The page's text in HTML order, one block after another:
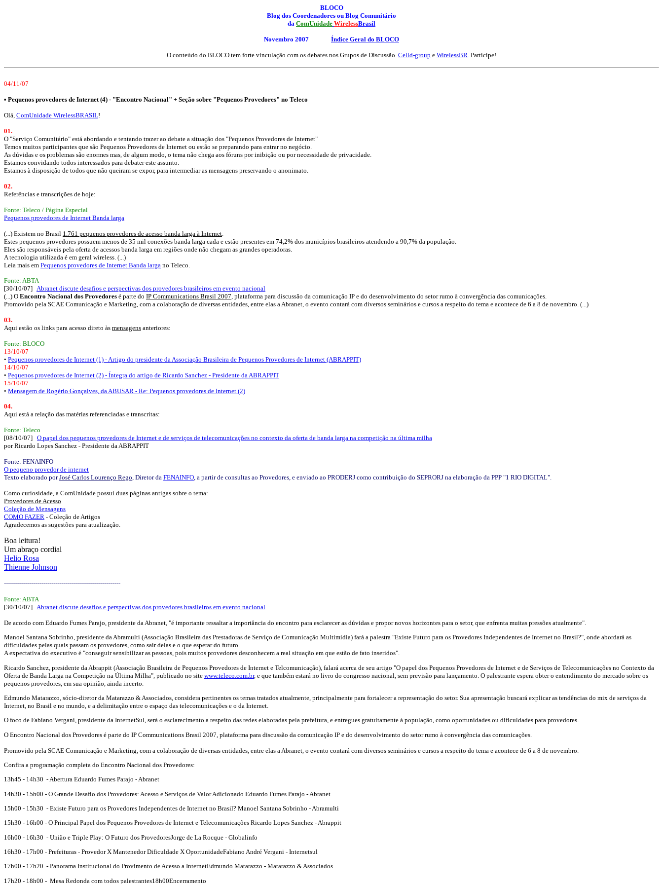
BLOCO
Blog dos Coordenadores ou Blog Comunitário
da ComUnidade WirelessBrasil
Novembro 2007 Índice Geral do BLOCO
O conteúdo do BLOCO tem forte vinculação com os debates nos Grupos de Discussão Celld-group e WirelessBR. Participe!
04/11/07
• Pequenos provedores de Internet (4) - "Encontro Nacional" + Seção sobre "Pequenos Provedores" no Teleco
Olá, ComUnidade WirelessBRASIL!
01.
O "Serviço Comunitário" está abordando e tentando trazer ao debate a situação dos "Pequenos Provedores de Internet"
Temos muitos participantes que são Pequenos Provedores de Internet ou estão se preparando para entrar no negócio.
As dúvidas e os problemas são enormes mas, de algum modo, o tema não chega aos fóruns por inibição ou por necessidade de privacidade.
Estamos convidando todos interessados para debater este assunto.
Estamos à disposição de todos que não queiram se expor, para intermediar as mensagens preservando o anonimato.
02.
Referências e transcrições de hoje:
Fonte: Teleco / Página Especial
Pequenos provedores de Internet Banda larga
(...) Existem no Brasil 1.761 pequenos provedores de acesso banda larga à Internet.
Estes pequenos provedores possuem menos de 35 mil conexões banda larga cada e estão presentes em 74,2% dos municípios brasileiros atendendo a 90,7% da população.
Eles são responsáveis pela oferta de acessos banda larga em regiões onde não chegam as grandes operadoras.
A tecnologia utilizada é em geral wireless. (...)
Leia mais em Pequenos provedores de Internet Banda larga no Teleco.
Fonte: ABTA
[30/10/07] Abranet discute desafios e perspectivas dos provedores brasileiros em evento nacional
(...) O Encontro Nacional dos Provedores é parte do IP Communications Brasil 2007, plataforma para discussão da comunicação IP e do desenvolvimento do setor rumo à convergência das comunicações.
Promovido pela SCAE Comunicação e Marketing, com a colaboração de diversas entidades, entre elas a Abranet, o evento contará com diversos seminários e cursos a respeito do tema e acontece de 6 a 8 de novembro. (...)
03.
Aqui estão os links para acesso direto às mensagens anteriores:
Fonte: BLOCO
13/10/07
• Pequenos provedores de Internet (1) - Artigo do presidente da Associação Brasileira de Pequenos Provedores de Internet (ABRAPPIT)
14/10/07
• Pequenos provedores de Internet (2) - Íntegra do artigo de Ricardo Sanchez - Presidente da ABRAPPIT
15/10/07
• Mensagem de Rogério Gonçalves, da ABUSAR - Re: Pequenos provedores de Internet (2)
04.
Aqui está a relação das matérias referenciadas e transcritas:
Fonte: Teleco
[08/10/07] O papel dos pequenos provedores de Internet e de serviços de telecomunicações no contexto da oferta de banda larga na competição na última milha
por Ricardo Lopes Sanchez - Presidente da ABRAPPIT
Fonte: FENAINFO
O pequeno provedor de internet
Texto elaborado porJosé Carlos Lourenço Rego, Diretor da FENAINFO, a partir de consultas ao Provedores, e enviado ao PRODERJ como contribuição do SEPRORJ na elaboração da PPP "1 RIO DIGITAL".
Como curiosidade, a ComUnidade possui duas páginas antigas sobre o tema:
Provedores de Acesso
Coleção de Mensagens
COMO FAZER - Coleção de Artigos
Agradecemos as sugestões para atualização.
Boa leitura!
Um abraço cordial
Helio Rosa
Thienne Johnson
-----------------------------------------------------------
Fonte: ABTA
[30/10/07] Abranet discute desafios e perspectivas dos provedores brasileiros em evento nacional
De acordo com Eduardo Fumes Parajo, presidente da Abranet, "é importante ressaltar a importância do encontro para esclarecer as dúvidas e propor novos horizontes para o setor, que enfrenta muitas pressões atualmente".
Manoel Santana Sobrinho, presidente da Abramulti (Associação Brasileira das Prestadoras de Serviço de Comunicação Multimídia) fará a palestra "Existe Futuro para os Provedores Independentes de Internet no Brasil?", onde abordará as
dificuldades pelas quais passam os provedores, como sair delas e o que esperar do futuro.
A expectativa do executivo é "conseguir sensibilizar as pessoas, pois muitos provedores desconhecem a real situação em que estão de fato inseridos".
Ricardo Sanchez, presidente da Abrappit (Associação Brasileira de Pequenos Provedores de Internet e Telcomunicação), falará acerca de seu artigo "O papel dos Pequenos Provedores de Internet e de Serviços de Telecomunicações no Contexto da
Oferta de Banda Larga na Competição na Última Milha", publicado no site www.teleco.com.br, e que também estará no livro do congresso nacional, sem previsão para lançamento. O palestrante espera obter o entendimento do mercado sobre os
pequenos provedores, em sua opinião, ainda incerto.
Edmundo Matarazzo, sócio-diretor da Matarazzo & Associados, considera pertinentes os temas tratados atualmente, principalmente para fortalecer a representação do setor. Sua apresentação buscará explicar as tendências do mix de serviços da
Internet, no Brasil e no mundo, e a delimitação entre o espaço das telecomunicações e o da Internet.
O foco de Fabiano Vergani, presidente da InternetSul, será o esclarecimento a respeito das redes elaboradas pela prefeitura, e entregues gratuitamente à população, como oportunidades ou dificuldades para provedores.
O Encontro Nacional dos Provedores é parte do IP Communications Brasil 2007, plataforma para discussão da comunicação IP e do desenvolvimento do setor rumo à convergência das comunicações.
Promovido pela SCAE Comunicação e Marketing, com a colaboração de diversas entidades, entre elas a Abranet, o evento contará com diversos seminários e cursos a respeito do tema e acontece de 6 a 8 de novembro.
Confira a programação completa do Encontro Nacional dos Provedores:
13h45 - 14h30 - Abertura Eduardo Fumes Parajo - Abranet
14h30 - 15h00 - O Grande Desafio dos Provedores: Acesso e Serviços de Valor Adicionado Eduardo Fumes Parajo - Abranet
15h00 - 15h30 - Existe Futuro para os Provedores Independentes de Internet no Brasil? Manoel Santana Sobrinho - Abramulti
15h30 - 16h00 - O Principal Papel dos Pequenos Provedores de Internet e Telecomunicações Ricardo Lopes Sanchez - Abrappit
16h00 - 16h30 - União e Triple Play: O Futuro dos ProvedoresJorge de La Rocque - Globalinfo
16h30 - 17h00 - Prefeituras - Provedor X Mantenedor Dificuldade X OportunidadeFabiano André Vergani - Internetsul
17h00 - 17h20 - Panorama Institucional do Provimento de Acesso a InternetEdmundo Matarazzo - Matarazzo & Associados
17h20 - 18h00 - Mesa Redonda com todos palestrantes18h00Encerramento